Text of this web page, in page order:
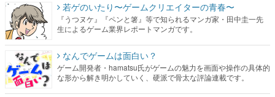
若ゲのいたり〜ゲームクリエイターの青春〜
『うつヌケ』『ペンと箸』等で知られるマンガ家・田中圭一先
生によるゲーム業界レポートマンガです。
なんでゲームは面白い？
ゲーム開発者・hamatsu氏がゲームの魅力を画面や操作の具体的
な形から解き明かしていく、硬派で骨太な評論連載です。